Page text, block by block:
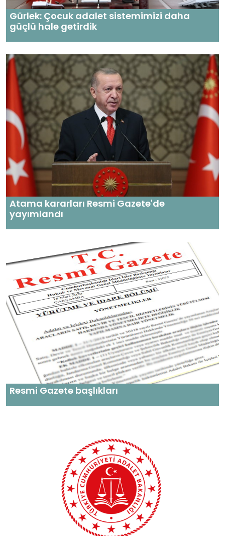
Gürlek: Çocuk adalet sistemimizi daha
güçlü hale getirdik
Atama kararları Resmi Gazete'de
yayımlandı
Resmi Gazete başlıkları